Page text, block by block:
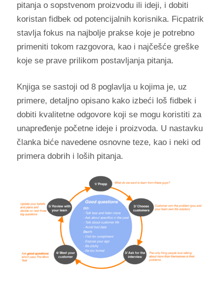
pitanja o sopstvenom proizvodu ili ideji, i dobiti
koristan fidbek od potencijalnih korisnika. Ficpatrik
stavlja fokus na najbolje prakse koje je potrebno
primeniti tokom razgovora, kao i najčešće greške
koje se prave prilikom postavljanja pitanja.
Knjiga se sastoji od 8 poglavlja u kojima je, uz
primere, detaljno opisano kako izbeći loš fidbek i
dobiti kvalitetne odgovore koji se mogu koristiti za
unapređenje početne ideje i proizvoda. U nastavku
članka biće navedene osnovne teze, kao i neki od
primera dobrih i loših pitanja.